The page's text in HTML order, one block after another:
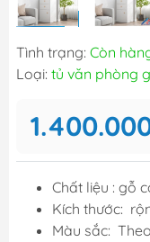
Tình trạng: Còn
Loại: tủ văn phòng
Chất liệu : gỗ
Kích thước:
Màu sắc: